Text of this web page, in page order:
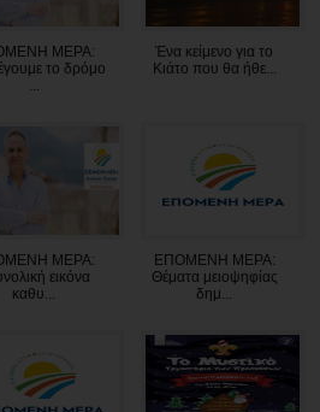
ΜΕΡΑ:
το δρόμο
...
Ένα κείμενο για το
Κιάτο που θα ήθε...
ΜΕΡΑ:
εικόνα
καθυ...
ΕΠΟΜΕΝΗ ΜΕΡΑ:
Θέματα μειοψηφίας
δημ...